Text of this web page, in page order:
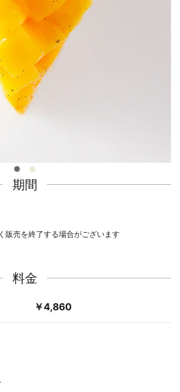
期間
販売を終了する場合がございます
料金
￥4,860